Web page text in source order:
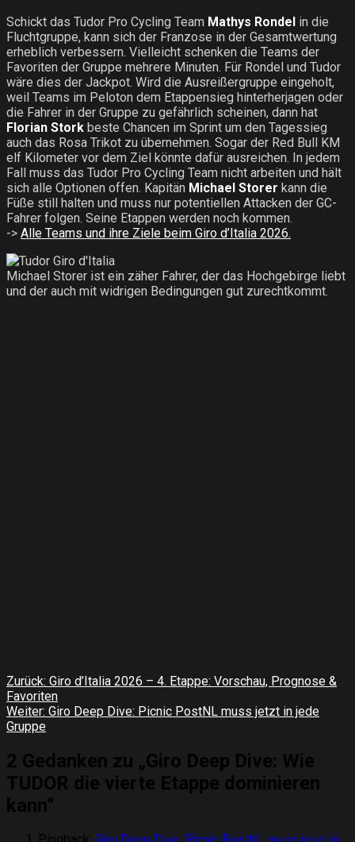
Schickt das Tudor Pro Cycling Team Mathys Rondel in die
Fluchtgruppe, kann sich der Franzose in der Gesamtwertung
erheblich verbessern. Vielleicht schenken die Teams der
Favoriten der Gruppe mehrere Minuten. Für Rondel und Tudor
wäre dies der Jackpot. Wird die Ausreißergruppe eingeholt,
weil Teams im Peloton dem Etappensieg hinterherjagen oder
die Fahrer in der Gruppe zu gefährlich scheinen, dann hat
Florian Stork beste Chancen im Sprint um den Tagessieg
auch das Rosa Trikot zu übernehmen. Sogar der Red Bull KM
elf Kilometer vor dem Ziel könnte dafür ausreichen. In jedem
Fall muss das Tudor Pro Cycling Team nicht arbeiten und hält
sich alle Optionen offen. Kapitän Michael Storer kann die
Füße still halten und muss nur potentiellen Attacken der GC-
Fahrer folgen. Seine Etappen werden noch kommen.
-> Alle Teams und ihre Ziele beim Giro d’Italia 2026.
Michael Storer ist ein zäher Fahrer, der das Hochgebirge liebt
und der auch mit widrigen Bedingungen gut zurechtkommt.
Beitragsnavigation
Zurück: Giro d’Italia 2026 – 4. Etappe: Vorschau, Prognose &
Favoriten
Weiter: Giro Deep Dive: Picnic PostNL muss jetzt in jede
Gruppe
2 Gedanken zu „Giro Deep Dive: Wie
TUDOR die vierte Etappe dominieren
kann“